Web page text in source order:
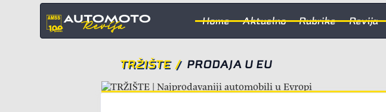
Home Aktuelno Rubrike Revija
TRŽIŠTE / PRODAJA U EU